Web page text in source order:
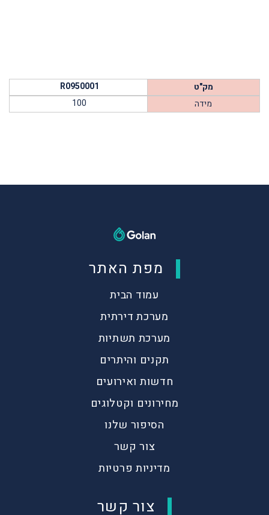
מק"ט
R0950001
מידה
100
מפת האתר
עמוד הבית
מערכת דירתית
מערכת תשתיות
תקנים והיתרים
חדשות ואירועים
מחירונים וקטלוגים
הסיפור שלנו
צור קשר
מדיניות פרטיות
צור קשר